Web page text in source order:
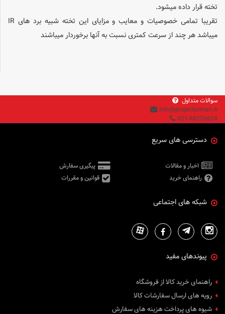
تخته قرار داده میشود.
تقریبا تمامی خصوصیات و معایب و مزایای این تخته شبیه برد های IR
میباشد هر چند از سرعت کمتری نسبت به آنها برخوردار میباشند
سوالات متداول
info@projectorman.ir
021-88226624
دسترسی های سریع
اخبار و مقالات
پیگیری سفارش
راهنمای خرید
قوانین و مقررات
شبکه های اجتماعی
پیوندهای مفید
راهنمای خرید کالا از فروشگاه
رویه های ارسال سفارشات کالا
شیوه های پرداخت هزینه های سفارش